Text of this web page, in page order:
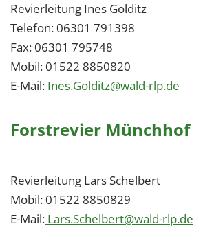
Revierleitung Ines Golditz
Telefon: 06301 791398
Fax: 06301 795748
Mobil: 01522 8850820
E-Mail: Ines.Golditz@wald-rlp.de
Forstrevier Münchhof
Revierleitung Lars Schelbert
Mobil: 01522 8850829
E-Mail: Lars.Schelbert@wald-rlp.de